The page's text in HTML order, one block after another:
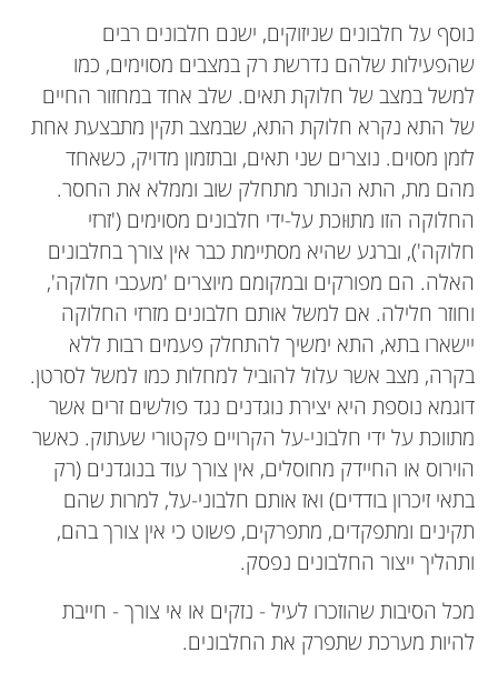
נוסף על חלבונים שניזוקים, ישנם חלבונים רבים
שהפעילות שלהם נדרשת רק במצבים מסוימים, כמו
למשל במצב של חלוקת תאים. שלב אחד במחזור החיים
של התא נקרא חלוקת התא, שבמצב תקין מתבצעת אחת
לזמן מסוים. נוצרים שני תאים, ובתזמון מדויק, כשאחד
מהם מת, התא הנותר מתחלק שוב וממלא את החסר.
החלוקה הזו מתוּוכת על-ידי חלבונים מסוימים ('זרזי
חלוקה'), וברגע שהיא מסתיימת כבר אין צורך בחלבונים
האלה. הם מפורקים ובמקומם מיוצרים 'מעכבי חלוקה',
וחוזר חלילה. אם למשל אותם חלבונים מזרזי החלוקה
יישארו בתא, התא ימשיך להתחלק פעמים רבות ללא
בקרה, מצב אשר עלול להוביל למחלות כמו למשל לסרטן.
דוגמא נוספת היא יצירת נוגדנים נגד פולשים זרים אשר
מתווכת על ידי חלבוני-על הקרויים פקטורי שעתוק. כאשר
הוירוס או החיידק מחוסלים, אין צורך עוד בנוגדנים (רק
בתאי זיכרון בודדים) ואז אותם חלבוני-על, למרות שהם
תקינים ומתפקדים, מתפרקים, פשוט כי אין צורך בהם,
ותהליך ייצור החלבונים נפסק.
מכל הסיבות שהוזכרו לעיל - נזקים או אי צורך - חייבת
להיות מערכת שתפרק את החלבונים.